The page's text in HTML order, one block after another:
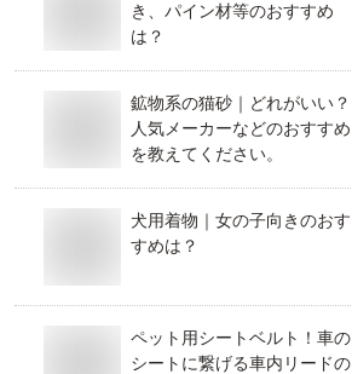
き、パイン材等のおすすめ
は？
鉱物系の猫砂｜どれがいい？
人気メーカーなどのおすすめ
を教えてください。
犬用着物｜女の子向きのおす
すめは？
ペット用シートベルト！車の
シートに繋げる車内リードの